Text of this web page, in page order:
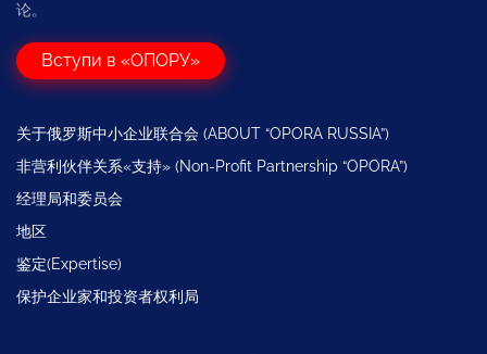
论。
Вступи в «ОПОРУ»
关于俄罗斯中小企业联合会 (ABOUT “OPORA RUSSIA”)
非营利伙伴关系«支持» (Non-Profit Partnership “OPORA”)
经理局和委员会
地区
鉴定(Expertise)
保护企业家和投资者权利局